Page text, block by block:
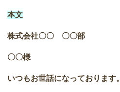
本文
株式会社〇〇 〇〇部
〇〇様
いつもお世話になっております。